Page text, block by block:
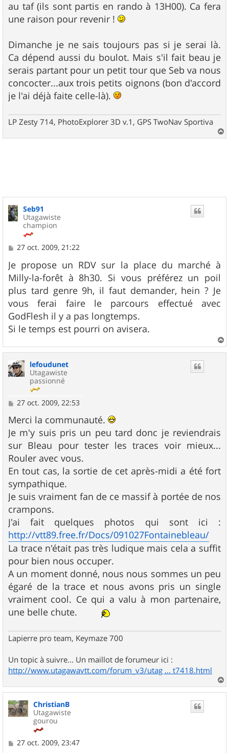
au taf (ils sont partis en rando à 13H00). Ca fera
une raison pour revenir !
Dimanche je ne sais toujours pas si je serai là.
Ca dépend aussi du boulot. Mais s'il fait beau je
serais partant pour un petit tour que Seb va nous
concocter...aux trois petits oignons (bon d'accord
je l'ai déjà faite celle-là).
LP Zesty 714, PhotoExplorer 3D v.1, GPS TwoNav Sportiva
a
Seb91
Utagawiste
champion
M
s
s
a
g
e
27 oct. 2009, 21:22
Je propose un RDV sur la place du marché à
Milly-la-forêt à 8h30. Si vous préférez un poil
plus tard genre 9h, il faut demander, hein ? Je
vous ferai faire le parcours effectué avec
GodFlesh il y a pas longtemps.
Si le temps est pourri on avisera.
a
lefoudunet
Utagawiste
passionné
M
s
s
a
g
e
27 oct. 2009, 22:53
Merci la communauté.
Je m'y suis pris un peu tard donc je reviendrais
sur Bleau pour tester les traces voir mieux...
Rouler avec vous.
En tout cas, la sortie de cet après-midi a été fort
sympathique.
Je suis vraiment fan de ce massif à portée de nos
crampons.
J'ai fait quelques photos qui sont ici :
http://vtt89.free.fr/Docs/091027Fontainebleau/
La trace n'était pas très ludique mais cela a suffit
pour bien nous occuper.
A un moment donné, nous nous sommes un peu
égaré de la trace et nous avons pris un single
vraiment cool. Ce qui a valu à mon partenaire,
une belle chute.
Lapierre pro team, Keymaze 700
Un topic à suivre... Un maillot de forumeur ici :
http://www.utagawavtt.com/forum_v3/utag ... t7418.html
a
ChristianB
Utagawiste
gourou
M
27 oct. 2009, 23:47